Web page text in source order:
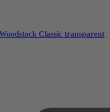
Classic transparent